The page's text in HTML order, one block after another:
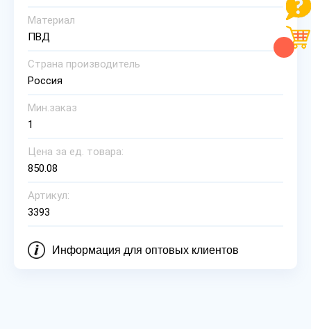
Материал
ПВД
Страна производитель
Россия
Мин.заказ
1
Цена за ед. товара:
850.08
Артикул:
3393
Информация для оптовых клиентов